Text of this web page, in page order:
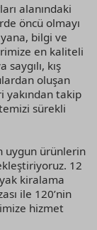
alanındaki
öncü olmayı
bilgi ve
en kaliteli
kış
oluşan
yakından takip
sürekli
uygun ürünlerin
12
kiralama
ile 120’nin
hizmet